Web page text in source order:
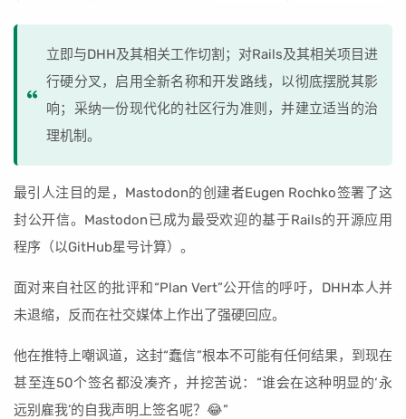
立即与DHH及其相关工作切割；对Rails及其相关项目进
行硬分叉，启用全新名称和开发路线，以彻底摆脱其影
响；采纳一份现代化的社区行为准则，并建立适当的治
理机制。
最引人注目的是，Mastodon的创建者Eugen Rochko签署了这
封公开信。Mastodon已成为最受欢迎的基于Rails的开源应用
程序（以GitHub星号计算）。
面对来自社区的批评和“Plan Vert”公开信的呼吁，DHH本人并
未退缩，反而在社交媒体上作出了强硬回应。
他在推特上嘲讽道，这封“蠢信”根本不可能有任何结果，到现在
甚至连50个签名都没凑齐，并挖苦说：“谁会在这种明显的‘永
远别雇我’的自我声明上签名呢？😂”